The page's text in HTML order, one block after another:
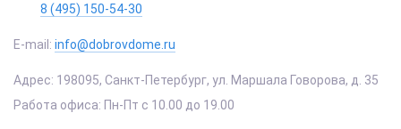
8 (495) 150-54-30
E-mail: info@dobrovdome.ru
Адрес: 198095, Санкт-Петербург, ул. Маршала Говорова, д. 35
Работа офиса: Пн-Пт с 10.00 до 19.00